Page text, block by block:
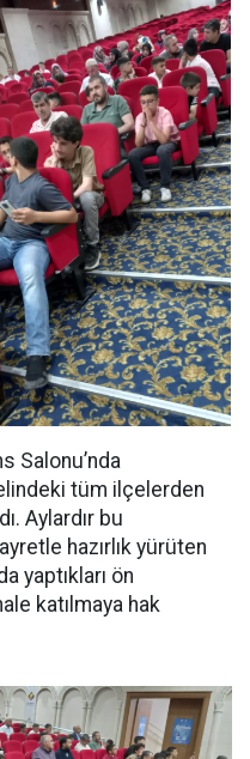
Salonu’nda
tüm ilçelerden
Aylardır bu
hazırlık yürüten
yaptıkları ön
katılmaya hak